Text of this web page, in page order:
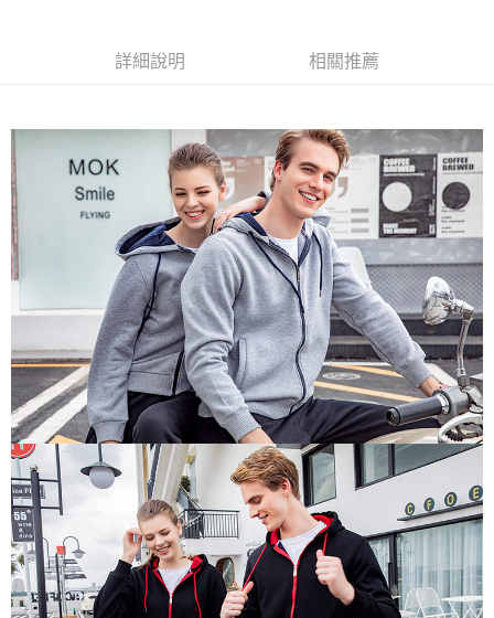
詳細說明 相關推薦